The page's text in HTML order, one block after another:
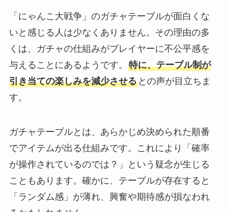
「にゃんこ大戦争」のガチャテーブルが面白くな
いと感じる人は少なくありません。その理由の多
くは、ガチャの仕組みがプレイヤーに不公平感を
与えることにあるようです。 特に、テーブル制が
引き当ての楽しみを減少させるとの声が目立ちま
す。
ガチャテーブルとは、あらかじめ決められた順番
でアイテムが出る仕組みです。これにより「確率
が操作されているのでは？」という疑念が生じる
こともあります。確かに、テーブルが存在すると
「ランダム感」が薄れ、興奮や期待感が損なわれ